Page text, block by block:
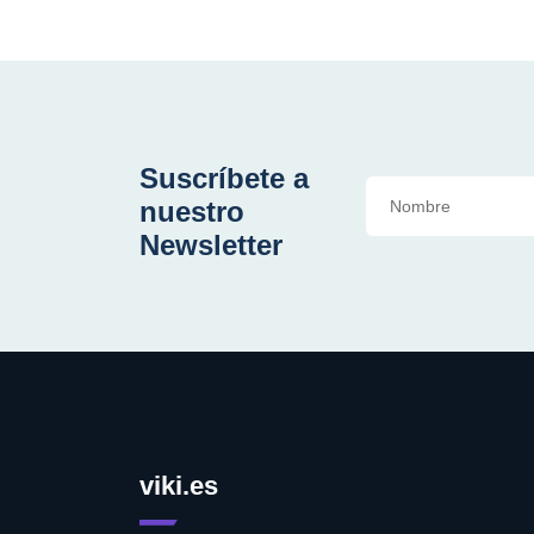
Suscríbete a
nuestro
Newsletter
viki.es